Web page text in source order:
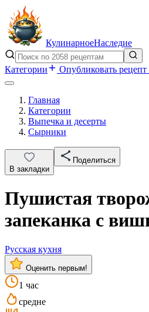
КулинарноеНаследие
Категории Опубликовать рецепт
Главная
Категории
Выпечка и десерты
Сырники
В закладки
Поделиться
Пушистая
запеканка с
Русская кухня
Оценить первым!
1 час
средне